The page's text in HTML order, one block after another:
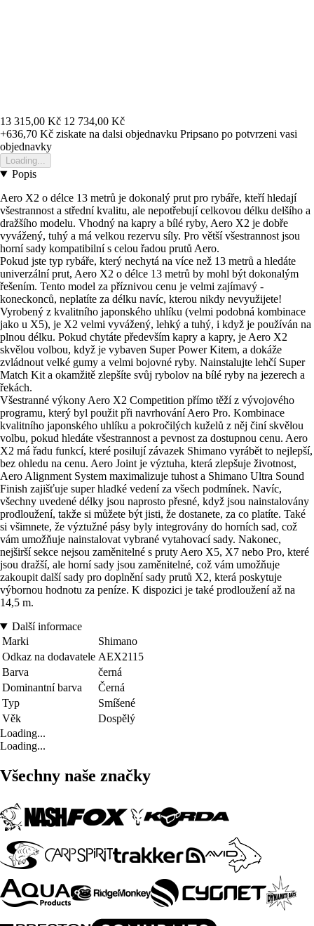
13 315,00 Kč 12 734,00 Kč
+636,70 Kč ziskate na dalsi objednavku Pripsano po potvrzeni vasi
objednavky
Loading...
Popis
Aero X2 o délce 13 metrů je dokonalý prut pro rybáře, kteří hledají
všestrannost a střední kvalitu, ale nepotřebují celkovou délku delšího a
dražšího modelu. Vhodný na kapry a bílé ryby, Aero X2 je dobře
vyvážený, tuhý a má velkou rezervu síly. Pro větší všestrannost jsou
horní sady kompatibilní s celou řadou prutů Aero.
Pokud jste typ rybáře, který nechytá na více než 13 metrů a hledáte
univerzální prut, Aero X2 o délce 13 metrů by mohl být dokonalým
řešením. Tento model za příznivou cenu je velmi zajímavý -
koneckonců, neplatíte za délku navíc, kterou nikdy nevyužijete!
Vyrobený z kvalitního japonského uhlíku (velmi podobná kombinace
jako u X5), je X2 velmi vyvážený, lehký a tuhý, i když je používán na
plnou délku. Pokud chytáte především kapry a kapry, je Aero X2
skvělou volbou, když je vybaven Super Power Kitem, a dokáže
zvládnout velké gumy a velmi bojovné ryby. Nainstalujte lehčí Super
Match Kit a okamžitě zlepšíte svůj rybolov na bílé ryby na jezerech a
řekách.
Všestranné výkony Aero X2 Competition přímo těží z vývojového
programu, který byl použit při navrhování Aero Pro. Kombinace
kvalitního japonského uhlíku a pokročilých kuželů z něj činí skvělou
volbu, pokud hledáte všestrannost a pevnost za dostupnou cenu. Aero
X2 má řadu funkcí, které posilují závazek Shimano vyrábět to nejlepší,
bez ohledu na cenu. Aero Joint je výztuha, která zlepšuje životnost,
Aero Alignment System maximalizuje tuhost a Shimano Ultra Sound
Finish zajišťuje super hladké vedení za všech podmínek. Navíc,
všechny uvedené délky jsou naprosto přesné, když jsou nainstalovány
prodloužení, takže si můžete být jisti, že dostanete, za co platíte. Také
si všimnete, že výztužné pásy byly integrovány do horních sad, což
vám umožňuje nainstalovat vybrané vytahovací sady. Nakonec,
nejširší sekce nejsou zaměnitelné s pruty Aero X5, X7 nebo Pro, které
jsou dražší, ale horní sady jsou zaměnitelné, což vám umožňuje
zakoupit další sady pro doplnění sady prutů X2, která poskytuje
výbornou hodnotu za peníze. K dispozici je také prodloužení až na
14,5 m.
Další informace
Marki
Shimano
Odkaz na dodavatele AEX2115
Barva
černá
Dominantní barva
Černá
Typ
Smíšené
Věk
Dospělý
Loading...
Loading...
Všechny naše značky